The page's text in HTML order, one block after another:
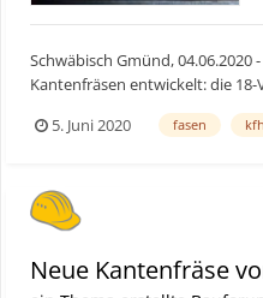
Schwäbisch Gmünd,
Kantenfräsen entwickelt: die
sowie die beiden Netzgeräte
werden vor allem Anwendern
5. Juni 2020 fasen
Neue Kantenfräse